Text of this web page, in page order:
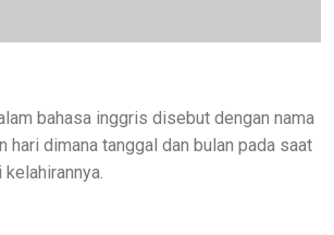
bahasa inggris disebut dengan nama
hari dimana tanggal dan bulan pada saat